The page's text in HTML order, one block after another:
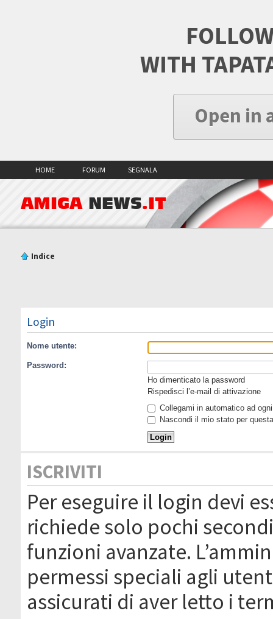
WITH
Open in
HOME FORUM SEGNALA
AMIGA NEWS.IT
Indice
Login
Nome utente:
Password:
Ho dimenticato la password
Rispedisci l’e-mail di attivazione
Collegami in automatico ad
Nascondi il mio stato per
ISCRIVITI
Per eseguire il login devi
richiede solo pochi
funzioni avanzate.
permessi speciali agli
assicurati di aver letto i